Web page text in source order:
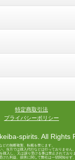
特定商取引法
プライバシーポリシー
spirits. All Rights
の無断複製、転載を禁じます。
当方では購入代行などは行っておりません。
購入し、又は譲り受ける事は禁止されており
た利益、損害に関して弊社は一切関知せず